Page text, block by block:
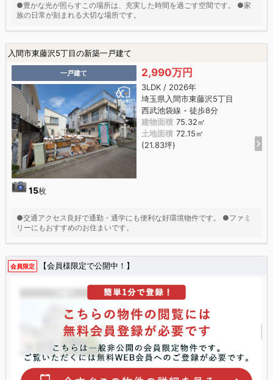
●豊かな光が照らすこの場所は、充実した時間を過ごす空間です。 ●家
族の日常が刻まれる大切な場所です。
入間市東藤沢5丁目の新築一戸建て
一戸建て
15枚
2,990万円
3LDK / 2026年
埼玉県入間市東藤沢5丁目
西武池袋線 - 徒歩8分
建物面積 75.32㎡
土地面積 72.15㎡
(21.83坪)
●交通アクセス良好で通勤・通学にも便利な好環境物件です。 ●ファミ
リーにもおすすめのお住まいです。
会員限定 【会員様限定で公開中！】